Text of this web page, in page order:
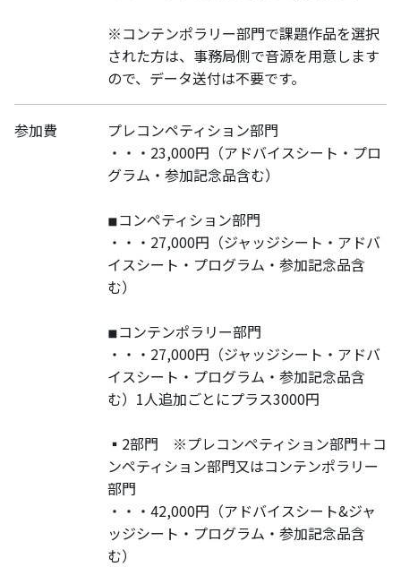
※コンテンポラリー部門で課題作品を選択
された方は、事務局側で音源を用意します
ので、データ送付は不要です。
参加費
プレコンペティション部門
・・・23,000円（アドバイスシート・プロ
グラム・参加記念品含む）
◾︎コンペティション部門
・・・27,000円（ジャッジシート・アドバ
イスシート・プログラム・参加記念品含
む）
◾︎コンテンポラリー部門
・・・27,000円（ジャッジシート・アドバ
イスシート・プログラム・参加記念品含
む）1人追加ごとにプラス3000円
▪️2部門 ※プレコンペティション部門＋コ
ンペティション部門又はコンテンポラリー
部門
・・・42,000円（アドバイスシート&ジャ
ッジシート・プログラム・参加記念品含
む）